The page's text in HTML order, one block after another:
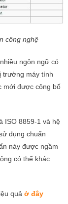
công nghệ
ngôn ngữ có
trường máy tính
mới được công bố
ISO 8859-1 và hệ
dụng chuẩn
này được ngầm
có thể khác
quả ở đây